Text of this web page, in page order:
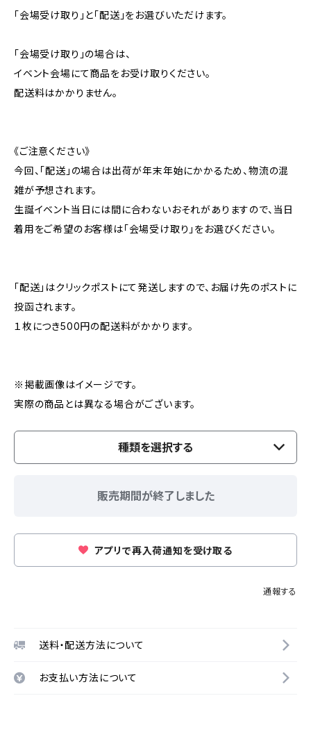
「会場受け取り」と「配送」をお選びいただけます。
「会場受け取り」の場合は、
イベント会場にて商品をお受け取りください。
配送料はかかりません。
《ご注意ください》
今回、「配送」の場合は出荷が年末年始にかかるため、物流の混
雑が予想されます。
生誕イベント当日には間に合わないおそれがありますので、当日
着用をご希望のお客様は「会場受け取り」をお選びください。
「配送」はクリックポストにて発送しますので、お届け先のポストに
投函されます。
１枚につき500円の配送料がかかります。
※掲載画像はイメージです。
実際の商品とは異なる場合がございます。
種類を選択する
販売期間が終了しました
アプリで再入荷通知を受け取る
通報する
送料・配送方法について
お支払い方法について